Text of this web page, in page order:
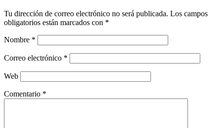
Tu dirección de correo electrónico no será publicada. Los campos
obligatorios están marcados con *
Nombre *
Correo electrónico *
Web
Comentario *